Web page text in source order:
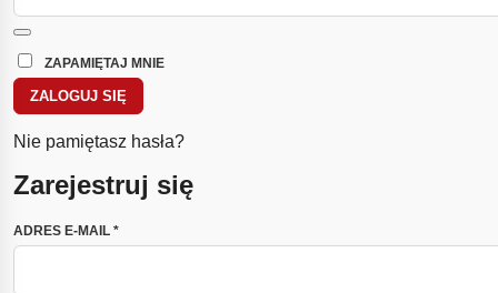
ZAPAMIĘTAJ MNIE
ZALOGUJ SIĘ
Nie pamiętasz hasła?
Zarejestruj się
ADRES E-MAIL *WYMAGANE